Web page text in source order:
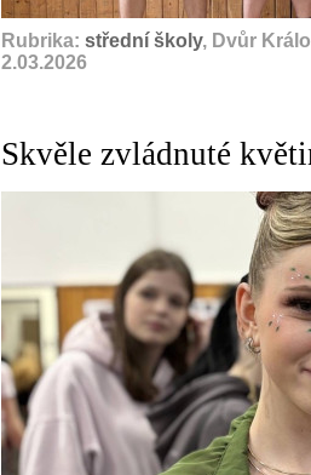
Rubrika: střední školy, Dvůr
2.03.2026
Skvěle zvládnuté